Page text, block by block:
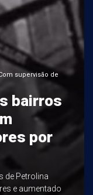
supervisão de
bairros
por
de Petrolina
e aumentado